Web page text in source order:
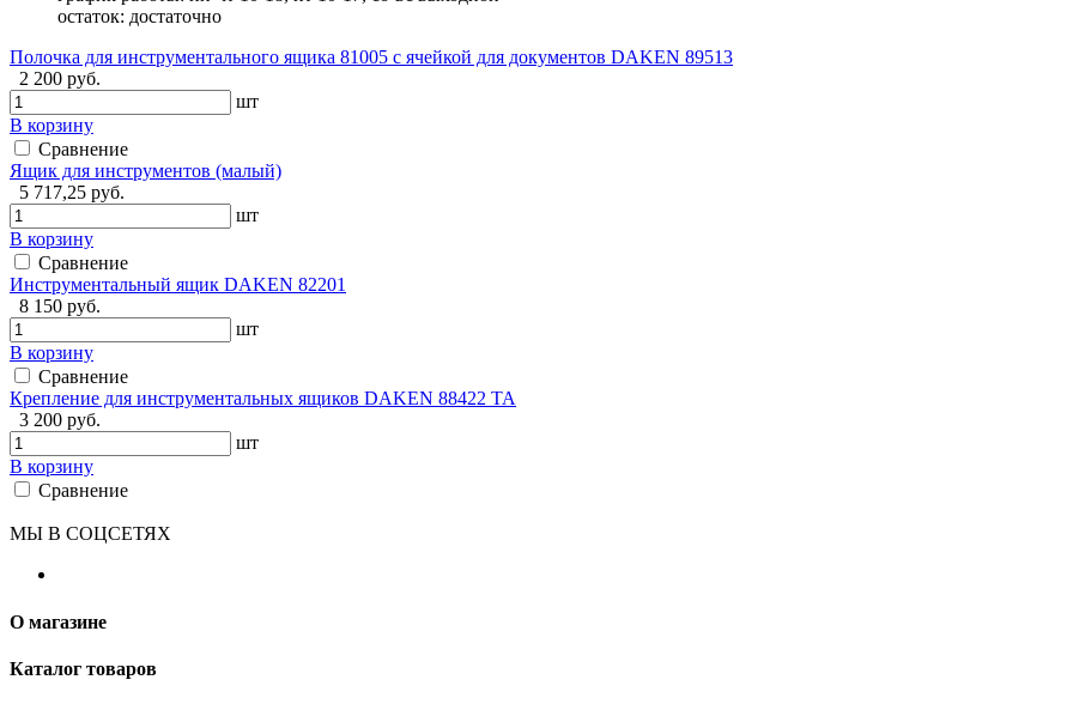
остаток: достаточно
Полочка для инструментального ящика 81005 с ячейкой для документов DAKEN 89513
2 200 руб.
шт
В корзину
Сравнение
Ящик для инструментов (малый)
5 717,25 руб.
шт
В корзину
Сравнение
Инструментальный ящик DAKEN 82201
8 150 руб.
шт
В корзину
Сравнение
Крепление для инструментальных ящиков DAKEN 88422 ТА
3 200 руб.
шт
В корзину
Сравнение
МЫ В СОЦСЕТЯХ
О магазине
Каталог товаров